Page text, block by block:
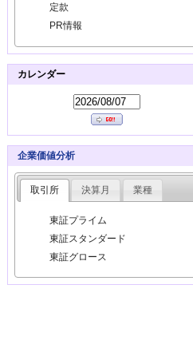
定款
PR情報
カレンダー
企業価値分析
取引所 決算月 業種
東証プライム
東証スタンダード
東証グロース